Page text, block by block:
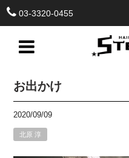
03-3320-0455
お出かけ
2020/09/09
北原 淳